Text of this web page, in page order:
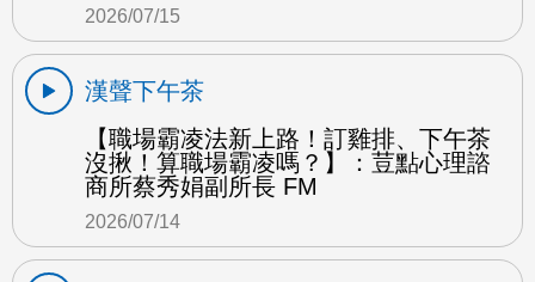
2026/07/15
漢聲下午茶
【職場霸凌法新上路！訂雞排、下午茶
沒揪！算職場霸凌嗎？】：荳點心理諮
商所蔡秀娟副所長 FM
2026/07/14